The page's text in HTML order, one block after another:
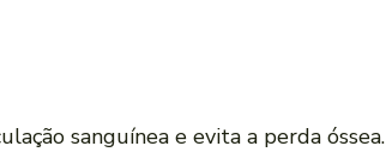
sanguínea e evita a perda óssea.